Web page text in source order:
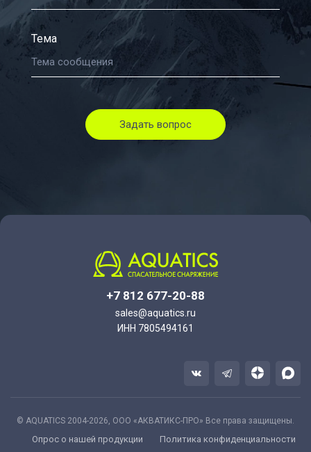
Тема
Задать вопрос
+7 812 677-20-88
sales@aquatics.ru
ИНН 7805494161
© AQUATICS 2004-2026, ООО «АКВАТИКС-ПРО» Все права защищены.
Опрос о нашей продукции Политика конфиденциальности